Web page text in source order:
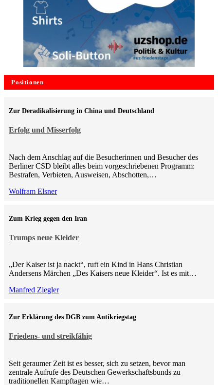
Positionen
Erfolg und Misserfolg
Zur Deradikalisierung in China und Deutschland
Nach dem Anschlag auf die Besucherinnen und Besucher des
Berliner CSD bleibt alles beim vorgeschriebenen Programm:
Bestrafen, Verbieten, Ausweisen, Abschotten,…
Wolfram Elsner
Trumps neue Kleider
Zum Krieg gegen den Iran
„Der Kaiser ist ja nackt“, ruft ein Kind in Hans Christian
Andersens Märchen „Des Kaisers neue Kleider“. Ist es mit…
Manfred Ziegler
Friedens- und streikfähig
Zur Erklärung des DGB zum Antikriegstag
Seit geraumer Zeit ist es besser, sich zu setzen, bevor man
zentrale Aufrufe des Deutschen Gewerkschaftsbunds zu
traditionellen Kampftagen wie…